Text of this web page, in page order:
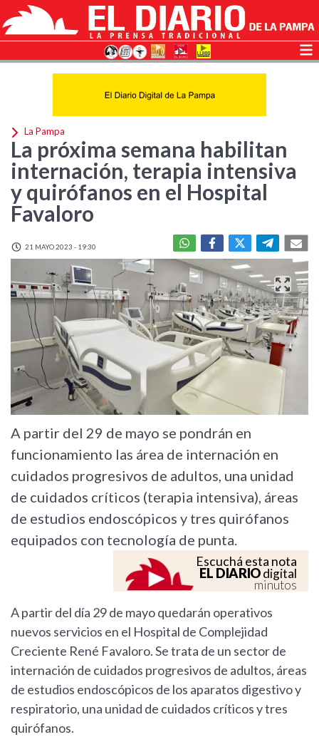
La Pampa
La próxima semana habilitan
internación, terapia intensiva
y quirófanos en el Hospital
Favaloro
21 MAYO 2023 - 19:30
A partir del 29 de mayo se pondrán en
funcionamiento las área de internación en
cuidados progresivos de adultos, una unidad
de cuidados críticos (terapia intensiva), áreas
de estudios endoscópicos y tres quirófanos
equipados con tecnología de punta.
Escuchá esta nota
EL DIARIOdigital
minutos
A partir del día 29 de mayo quedarán operativos
nuevos servicios en el Hospital de Complejidad
Creciente René Favaloro. Se trata de un sector de
internación de cuidados progresivos de adultos, áreas
de estudios endoscópicos de los aparatos digestivo y
respiratorio, una unidad de cuidados críticos y tres
quirófanos.